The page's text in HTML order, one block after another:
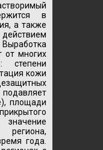
в
а также
от многих
степени
кожи
площади
года.